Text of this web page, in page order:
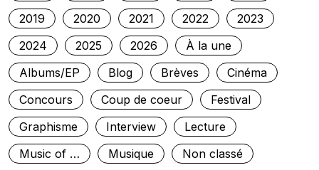
2019
2020 2021 2022
2023
2024
2025 2026
À la une
Albums/EP
Blog Brèves
Cinéma
Concours
Coup de coeur
Festival
Graphisme
Interview
Lecture
Music of …
Musique
Non classé